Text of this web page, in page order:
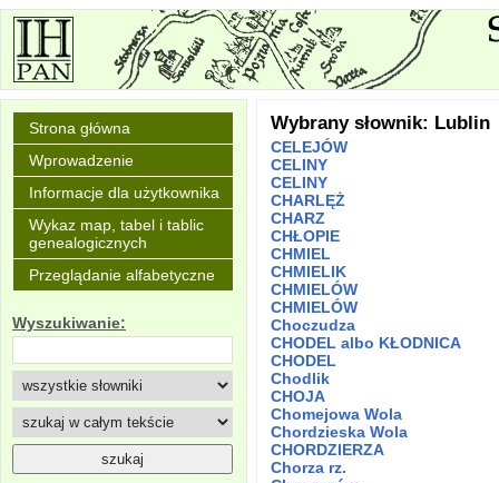
Strona główna
Wprowadzenie
Informacje dla użytkownika
Wykaz map, tabel i tablic
genealogicznych
Przeglądanie alfabetyczne
Wyszukiwanie:
Wybrany słownik: Lublin
CELEJÓW
CELINY
CELINY
CHARLĘŻ
CHARZ
CHŁOPIE
CHMIEL
CHMIELIK
CHMIELÓW
CHMIELÓW
Choczudza
CHODEL albo KŁODNICA
CHODEL
Chodlik
CHOJA
Chomejowa Wola
Chordzieska Wola
CHORDZIERZA
Chorza rz.